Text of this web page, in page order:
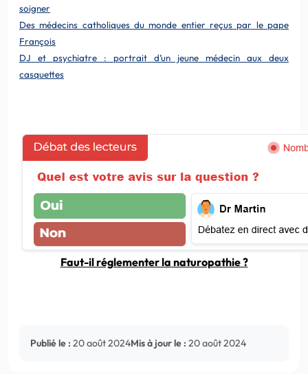
soigner
Des médecins catholiques du monde entier reçus par le pape
François
DJ et psychiatre : portrait d’un jeune médecin aux deux
casquettes
Faut-il réglementer la naturopathie ?
Publié le : 20 août 2024Mis à jour le : 20 août 2024